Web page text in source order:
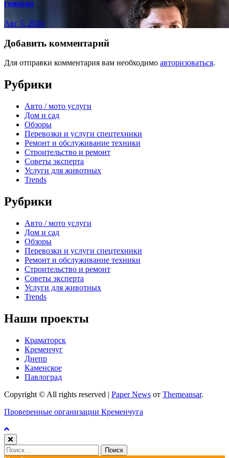
гонорар
Авг 5, 2026
Добавить комментарий
Для отправки комментария вам необходимо авторизоваться.
Рубрики
Авто / мото услуги
Дом и сад
Обзоры
Перевозки и услуги спецтехники
Ремонт и обслуживание техники
Строительство и ремонт
Советы эксперта
Услуги для животных
Trends
Рубрики
Авто / мото услуги
Дом и сад
Обзоры
Перевозки и услуги спецтехники
Ремонт и обслуживание техники
Строительство и ремонт
Советы эксперта
Услуги для животных
Trends
Наши проекты
Краматорск
Кременчуг
Днепр
Каменское
Павлоград
Copyright © All rights reserved | Paper News от Themeansar.
Проверенные организации Кременчуга
Найти: